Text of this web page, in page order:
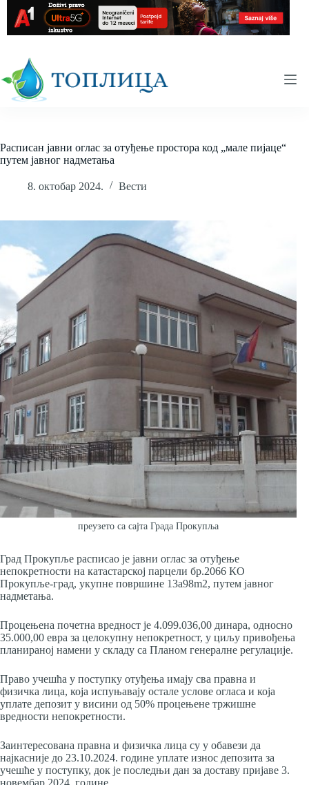
content
Расписан јавни оглас за отуђење простора код „мале пијаце“
путем јавног надметања
8. октобар 2024. Вести
преузето са сајта Града Прокупља
Град Прокупље расписао је јавни оглас за отуђење
непокретности на катастарској парцели бр.2066 КО
Прокупље-град, укупне површине 13а98m2, путем јавног
надметања.
Процењена почетна вредност је 4.099.036,00 динара, односно
35.000,00 евра за целокупну непокретност, у циљу привођења
планираној намени у складу са Планом генералне регулације.
Право учешћа у поступку отуђења имају сва правна и
физичка лица, која испуњавају остале услове огласа и која
уплате депозит у висини од 50% процењене тржишне
вредности непокретности.
Заинтересована правна и физичка лица су у обавези да
најкасније до 23.10.2024. године уплате износ депозита за
учешће у поступку, док је последњи дан за доставу пријаве 3.
новембар 2024. године.